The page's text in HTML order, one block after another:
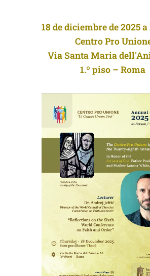
18 de diciembre de 2025 a
Centro Pro
Via Santa Maria
1.º piso – Roma